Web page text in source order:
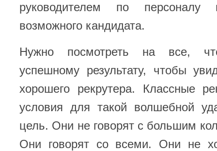
руководителем по персоналу
возможного кандидата.
Нужно посмотреть на все,
успешному результату, чтобы
хорошего рекрутера. Классные
условия для такой волшебной
цель. Они не говорят с большим
Они говорят со всеми. Они не